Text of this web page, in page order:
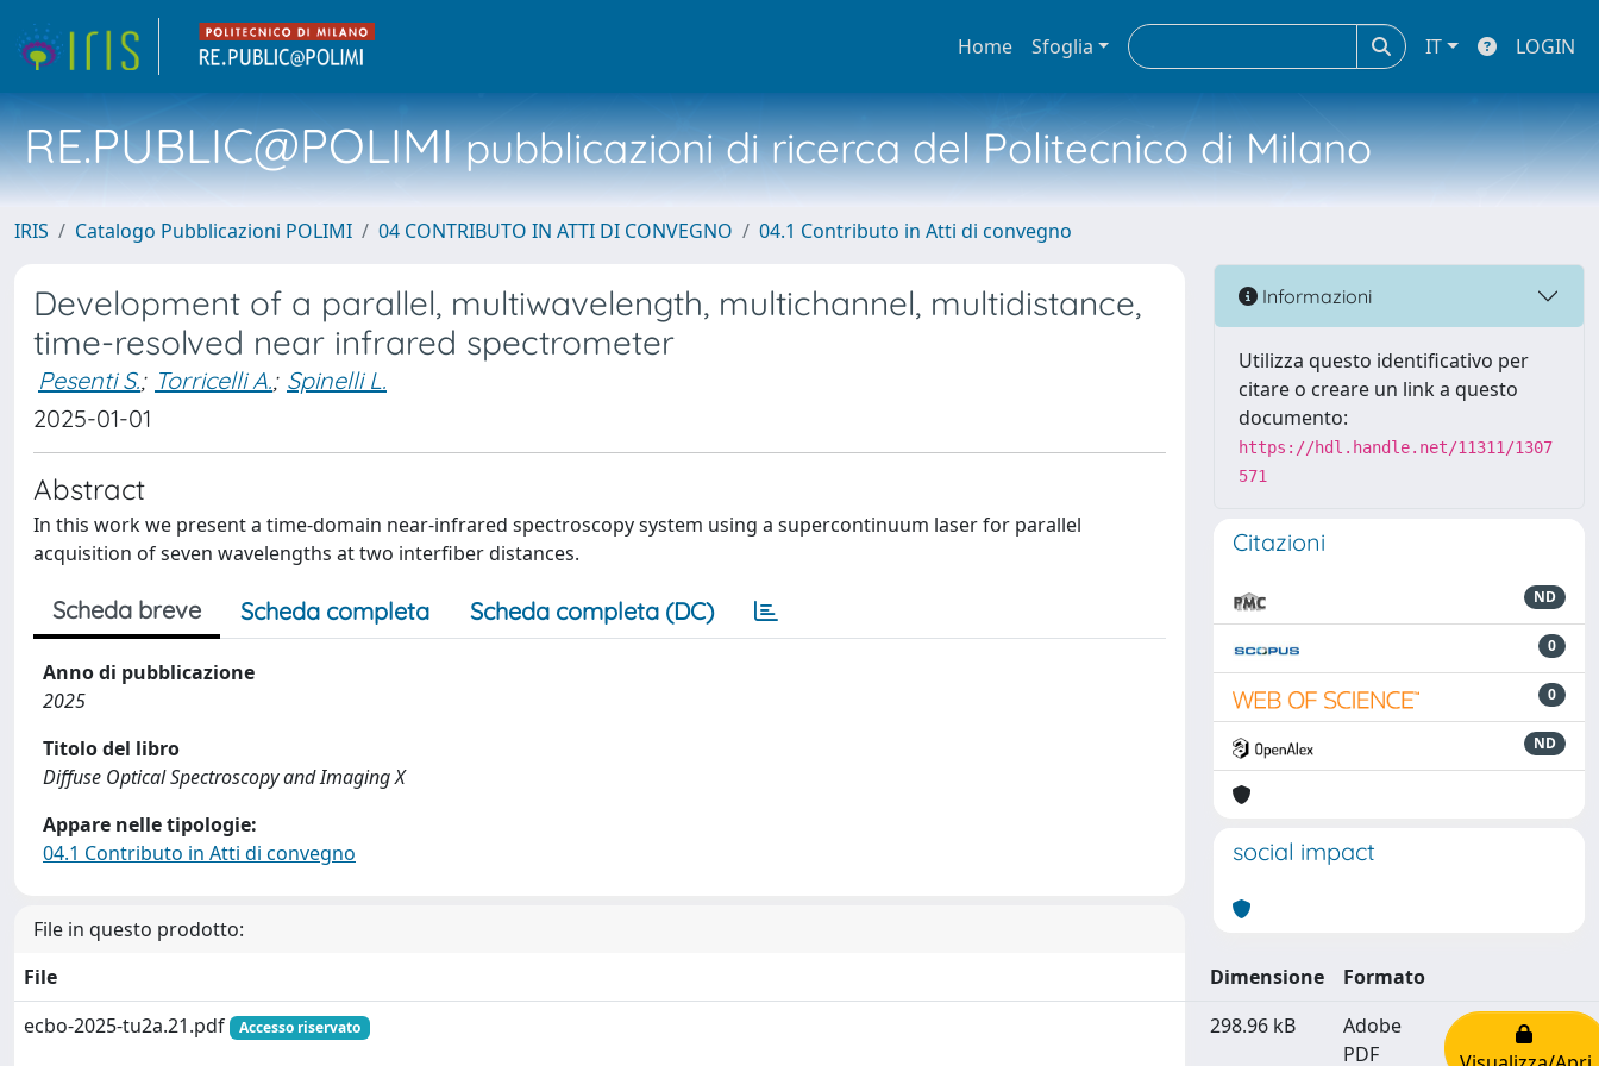
Home Sfoglia IT LOGIN
RE.PUBLIC@POLIMIpubblicazioni di ricerca del Politecnico di Milano
IRIS Catalogo Pubblicazioni POLIMI 04 CONTRIBUTO IN ATTI DI CONVEGNO 04.1 Contributo in Atti di convegno
Development of a parallel, multiwavelength, multichannel, multidistance,
time-resolved near infrared spectrometer
Pesenti S.; Torricelli A.; Spinelli L.
2025-01-01
Abstract
In this work we present a time-domain near-infrared spectroscopy system using a supercontinuum laser for parallel
acquisition of seven wavelengths at two interfiber distances.
Scheda breve Scheda completa Scheda completa (DC)
Anno di pubblicazione
2025
Titolo del libro
Diffuse Optical Spectroscopy and Imaging X
Appare nelle tipologie:
04.1 Contributo in Atti di convegno
File in questo prodotto:
File
Dimensione
Formato
ecbo-2025-tu2a.21.pdf
Accesso riservato 298.96 kB
Adobe
PDF
Informazioni
Utilizza questo identificativo per
citare o creare un link a questo
documento:
https://hdl.handle.net/11311/1307
571
Citazioni
ND
0
0
ND
social impact